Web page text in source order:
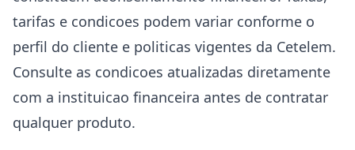
tarifas e condicoes podem variar conforme o
perfil do cliente e politicas vigentes da Cetelem.
Consulte as condicoes atualizadas diretamente
com a instituicao financeira antes de contratar
qualquer produto.